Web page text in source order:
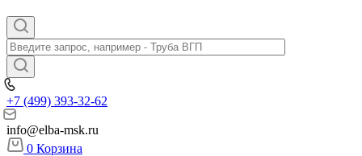
+7 (499) 393-32-62
info@elba-msk.ru
0 Корзина